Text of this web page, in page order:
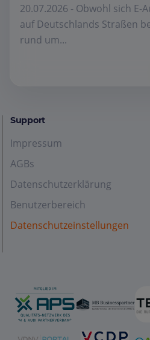
20.07.2026 - Obwohl sich E-
auf Deutschlands Straßen
rund um...
Support
Impressum
AGBs
Datenschutzerklärung
Benutzerbereich
Datenschutzeinstellungen